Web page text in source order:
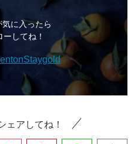
気に入ったら
してね！
ェアしてね！